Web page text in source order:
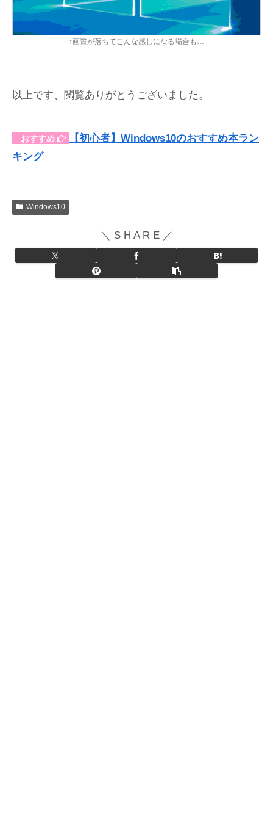
↑画質が落ちてこんな感じになる場合も…
以上です、閲覧ありがとうございました。
おすすめ
【初心者】Windows10のおすすめ本ラン
キング
Windows10
＼ S H A R E ／